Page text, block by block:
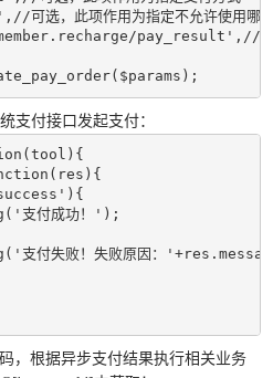
此项作用为指定不允许使用哪种
pay_result',//必填，指
支付接口发起支付：
成功！');
！失败原因：
，根据异步支付结果执行相关业务